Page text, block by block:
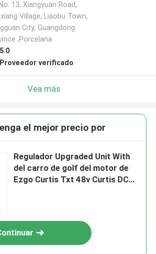
No. 13, Xiangyuan Road,
Village, Liaobu Town,
City, Guangdong
,Porcelana
5.0
Proveedor verificado
Vea más
el mejor precio por
Regulador Upgraded Unit With
del carro de golf del motor de
Ezgo Curtis Txt 48v Curtis DC